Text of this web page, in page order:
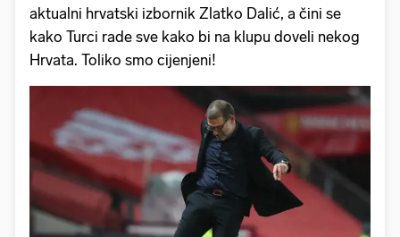
aktualni hrvatski izbornik Zlatko Dalić, a čini se
kako Turci rade sve kako bi na klupu doveli nekog
Hrvata. Toliko smo cijenjeni!